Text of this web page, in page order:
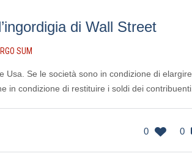
di Wall Street
SUM
Usa. Se le società sono in condizione di elargire
in condizione di restituire i soldi dei contribuenti.
0 0